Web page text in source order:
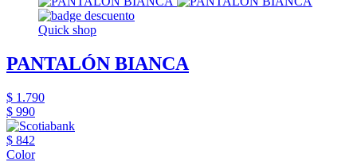
Quick shop
PANTALÓN BIANCA
$ 1.790
$ 990
$ 842
Color